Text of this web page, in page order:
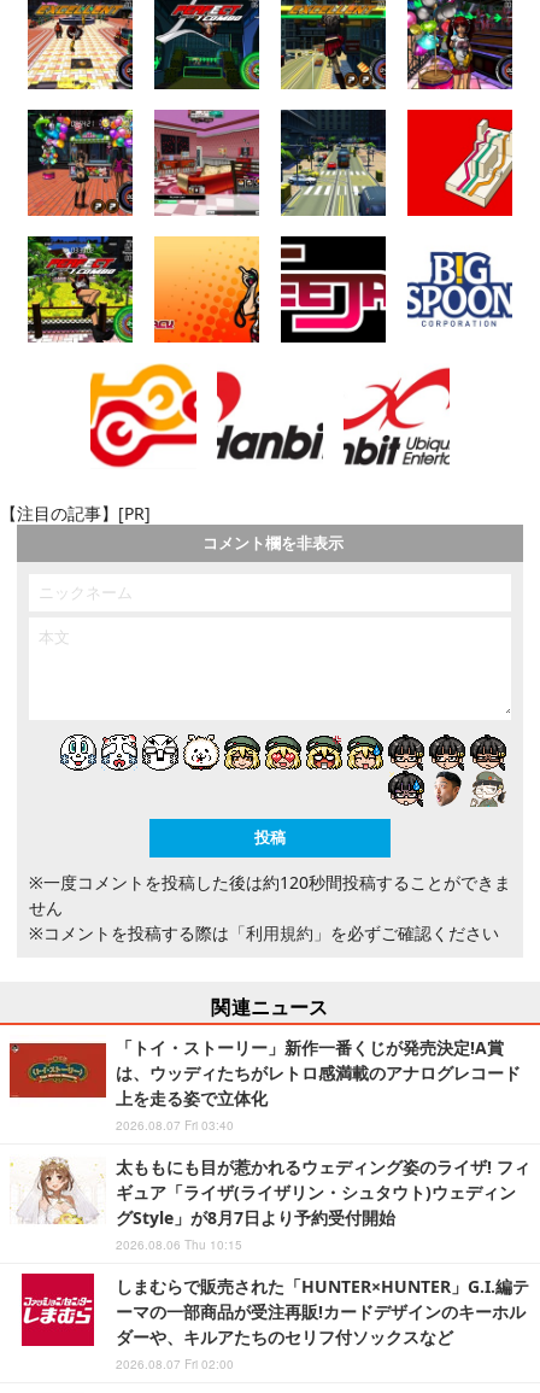
【注目の記事】[PR]
コメント欄を非表示
※一度コメントを投稿した後は約120秒間投稿することができま
せん
※コメントを投稿する際は 「利用規約」 を必ずご確認ください
関連ニュース
「トイ・ストーリー」新作一番くじが発売決定!A賞
は、ウッディたちがレトロ感満載のアナログレコード
上を走る姿で立体化
2026.08.07 Fri 03:40
太ももにも目が惹かれるウェディング姿のライザ! フィ
ギュア「ライザ(ライザリン・シュタウト)ウェディン
グStyle」が8月7日より予約受付開始
2026.08.06 Thu 10:15
しまむらで販売された「HUNTER×HUNTER」G.I.編テ
ーマの一部商品が受注再販!カードデザインのキーホル
ダーや、キルアたちのセリフ付ソックスなど
2026.08.07 Fri 02:00